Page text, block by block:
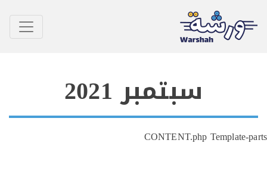
سبتمبر 2021
CONTENT.php